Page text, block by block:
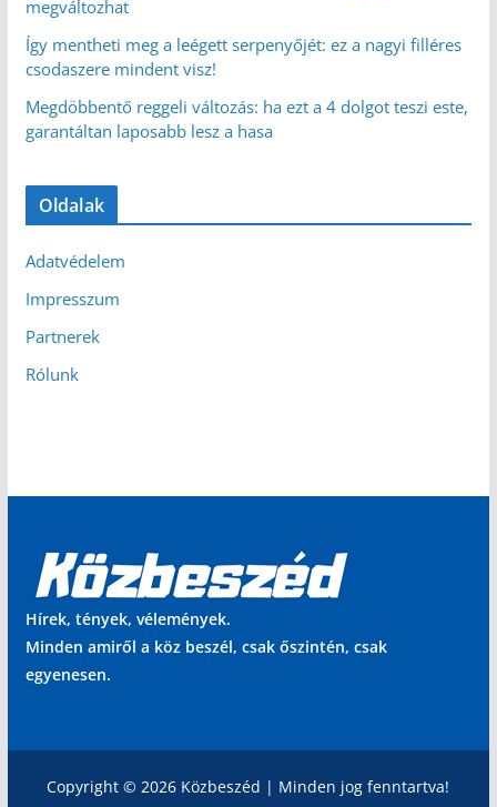
megváltozhat
Így mentheti meg a leégett serpenyőjét: ez a nagyi filléres
csodaszere mindent visz!
Megdöbbentő reggeli változás: ha ezt a 4 dolgot teszi este,
garantáltan laposabb lesz a hasa
Oldalak
Adatvédelem
Impresszum
Partnerek
Rólunk
Hírek, tények, vélemények.
Minden amiről a köz beszél, csak őszintén, csak
egyenesen.
Copyright © 2026 Közbeszéd | Minden jog fenntartva!